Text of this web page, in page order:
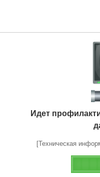
Идет
[Техническая